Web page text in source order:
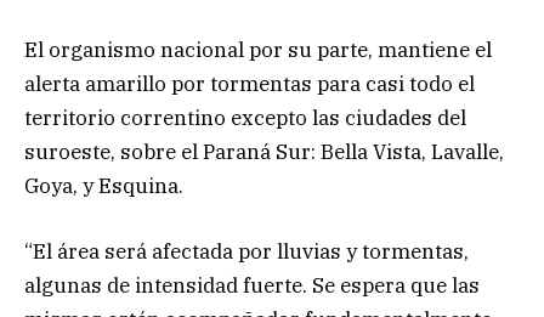
El organismo nacional por su parte, mantiene el
alerta amarillo por tormentas para casi todo el
territorio correntino excepto las ciudades del
suroeste, sobre el Paraná Sur: Bella Vista, Lavalle,
Goya, y Esquina.
“El área será afectada por lluvias y tormentas,
algunas de intensidad fuerte. Se espera que las